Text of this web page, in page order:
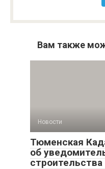
Вам также
Новости
Тюменская
об